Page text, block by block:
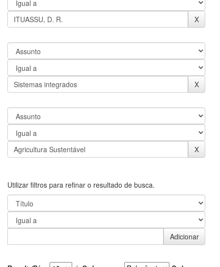
Utilizar filtros para refinar o resultado de busca.